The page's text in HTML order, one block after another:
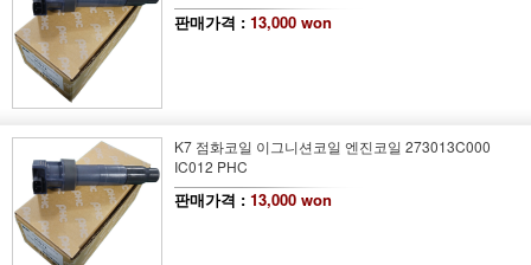
판매가격 : 13,000 won
K7 점화코일 이그니션코일 엔진코일 273013C000
IC012 PHC
판매가격 : 13,000 won